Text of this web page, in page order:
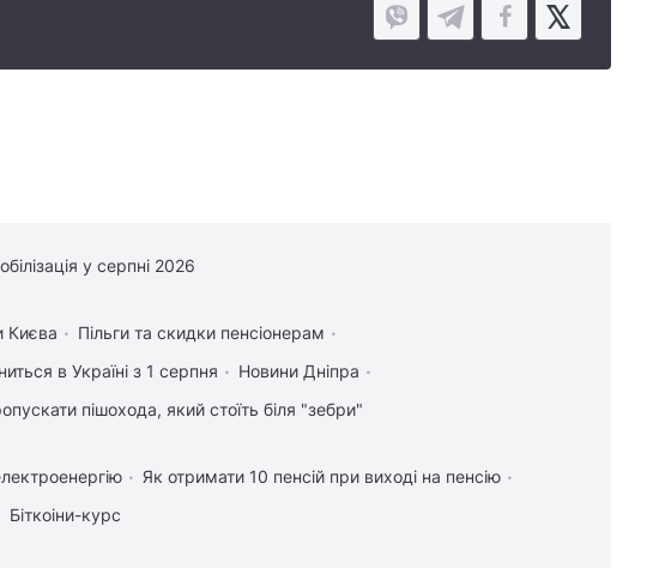
у серпні 2026
Києва
Пільги та скидки пенсіонерам
в Україні з 1 серпня
Новини Дніпра
пішохода, який стоїть біля "зебри"
Як отримати 10 пенсій при виході на пенсію
Біткоіни-курс